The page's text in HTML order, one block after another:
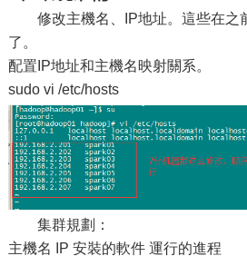
修改主機名、IP地址。這些在之
了。
配置IP地址和主機名映射關系。
sudo vi /etc/hosts
集群規劃：
主機名 IP 安裝的軟件 運行的進程